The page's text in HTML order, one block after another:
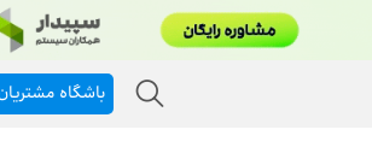
باشگاه